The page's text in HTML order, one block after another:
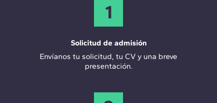
1
Solicitud de admisión
Envíanos tu solicitud, tu CV y una breve
presentación.